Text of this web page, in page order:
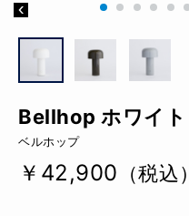
Bellhop ホワイト
ベルホップ
￥42,900 （税込）